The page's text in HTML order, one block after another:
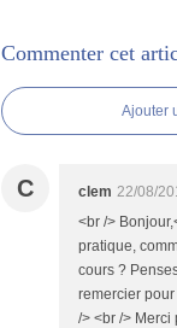
Commenter cet
Ajouter
C clem 22/08/
<br />
pratique,
cours ?
remercier
/> <br /> Merci